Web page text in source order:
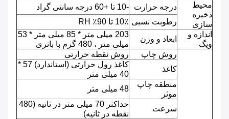
محیط
ذخیره
سازی
درجه حرارت
-10 تا +60 درجه سانتی گراد
رطوبت نسبی 10٪ تا 90٪ RH
اندازه و
ویگ
ابعاد و وزن
203 میلی متر * 85 میلی متر * 53
میلی متر ، 480 گرم با باتری
روش چاپ
روش نقطه حرارتی
کاغذ
کاغذ رول حرارتی (استاندارد) 57 *
40 میلی متر
منطقه چاپ
موثر
48 میلی متر
سرعت
حداکثر 70 میلی متر در ثانیه (480
نقطه در ثانیه)